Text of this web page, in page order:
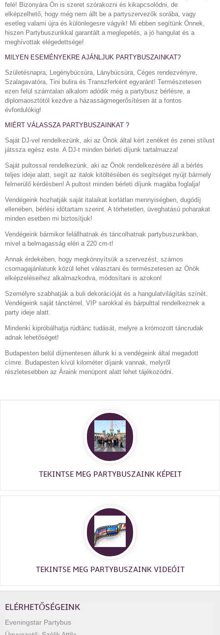
felé! Bizonyára Ön is szeret szórakozni és kikapcsolódni, de
elképzelhető, hogy még nem állt be a partyszervezők sorába, vagy
esetleg valami újra és különlegesre vágyik! Mi ebben segítünk Önnek,
hiszen Partybuszunkkal garantált a meglepetés, a jó hangulat és a
meghívottak elégedettsége!
MILYEN ESEMÉNYEKRE AJÁNLJUK PARTYBUSZAINKAT?
Születésnapra, Legénybúcsúra, Lánybúcsúra, Céges rendezvényre,
Szalagavatóra, Tini bulira és Transzferként egyaránt! Természetesen
ezen felül számtalan alkalom adódik még a partybusz bérlésre, a
diplomaosztótól kezdve a házasságmegerősítésen át a fontos
évfordulókig!
MIÉRT VÁLASSZA PARTYBUSZAINKAT ?
Saját DJ-vel rendelkezünk, aki az Önök által kért zenéket és zenei stílust
játssza egész este. A DJ-t minden bérleti díjunk tartalmazza!
Saját pultossal rendelkezünk, aki az Önök rendelkezésére áll a bérlés
teljes ideje alatt, segít az italok kitöltésében és segítséget nyújt bármely
felmerülő kérdésben! A pultost minden bérleti díjunk magába foglalja!
Vendégeink hozhatják saját italaikat korlátlan mennyiségben, dugódíj
ellenében, bérlési időtartam szerint. A törhetetlen, üveghatású poharakat
minden esetben mi biztosítjuk!
Vendégeink bármikor felállhatnak és táncolhatnak partybuszunkban,
mivel a belmagasság eléri a 220 cm-t!
Annak érdekében, hogy megkönnyítsük a szervezést, számos
csomagajánlatunk közül lehet választani és természetesen az Önök
elképzeléseihez alkalmazkodva, módosítani is azokon!
Személyre szabhatják a buli dekorációját és a hangulatvilágítás színét.
Vendégeink saját tánctérrel, VIP sarokkal és bárpulttal rendelkeznek a
party ideje alatt.
Mindenki kipróbálhatja rúdtánc tudását, melyre a krómozott táncrudak
adnak lehetőséget!
Budapesten belül díjmentesen állunk ki a vendégeink által megadott
címre. Budapesten kívül kilométer díjaink vannak, melyről
részletesebben az Áraink menüpont alatt lehet tájékozódni.
TEKINTSE MEG PARTYBUSZAINK KÉPEIT
TEKINTSE MEG PARTYBUSZAINK VIDEÓIT
ELÉRHETŐSÉGEINK
Eveningstar Partybus